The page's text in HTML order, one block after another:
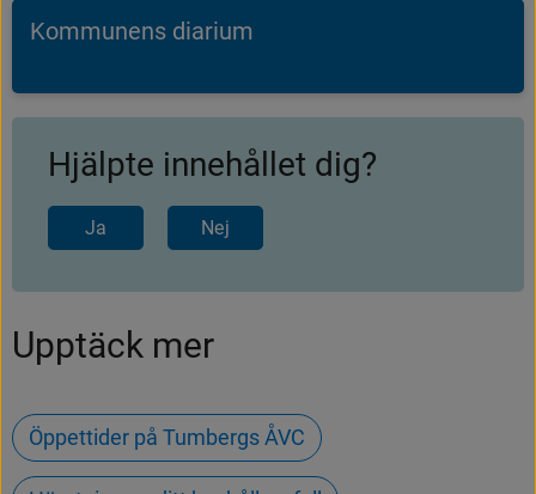
Kommunens diarium
Hjälpte innehållet dig?
Ja Nej
Upptäck mer
Öppettider på Tumbergs ÅVC